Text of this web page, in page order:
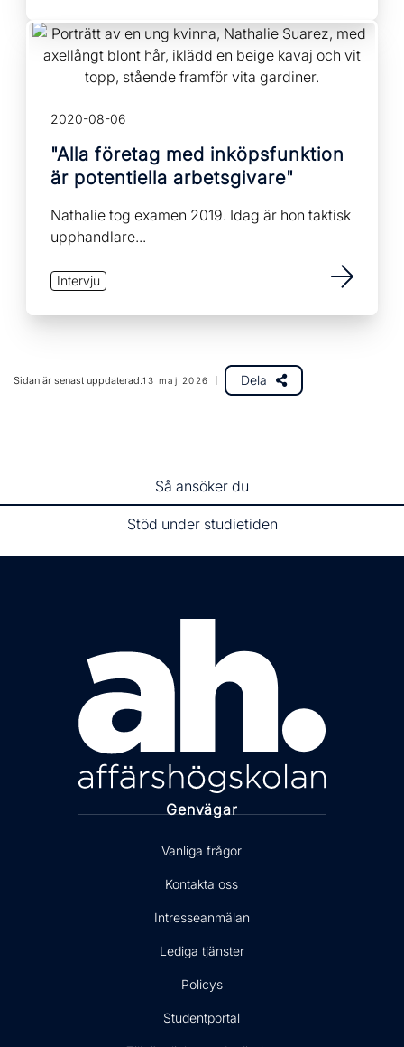
2020-08-06
"Alla företag med inköpsfunktion
är potentiella arbetsgivare"
Nathalie tog examen 2019. Idag är hon taktisk
upphandlare...
Intervju
Sidan är senast uppdaterad:13 maj 2026 Dela
Så ansöker du
Stöd under studietiden
Genvägar
Vanliga frågor
Kontakta oss
Intresseanmälan
Lediga tjänster
Policys
Studentportal